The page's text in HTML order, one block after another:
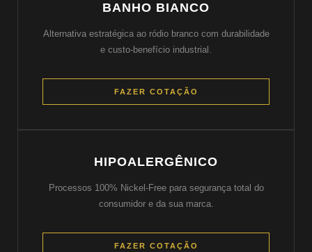
BANHO BIANCO
Alternativa estratégica ao ródio branco com durabilidade
e custo-benefício industrial.
FAZER COTAÇÃO
HIPOALERGÊNICO
Processos 100% Nickel-Free para segurança total do
consumidor e da sua marca.
FAZER COTAÇÃO